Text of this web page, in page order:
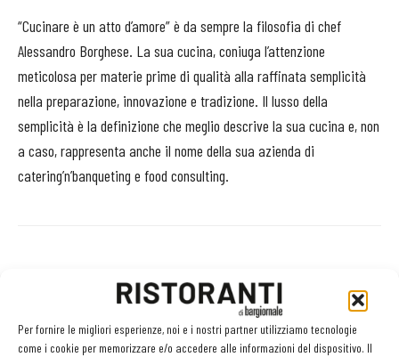
Per fornire le migliori esperienze, noi e i nostri partner utilizziamo tecnologie
come i cookie per memorizzare e/o accedere alle informazioni del dispositivo. Il
“Cucinare è un atto d’amore” è da sempre la filosofia di chef
Alessandro Borghese. La sua cucina, coniuga l’attenzione
meticolosa per materie prime di qualità alla raffinata semplicità
nella preparazione, innovazione e tradizione. Il lusso della
semplicità è la definizione che meglio descrive la sua cucina e, non
a caso, rappresenta anche il nome della sua azienda di
catering’n’banqueting e food consulting.
Twitter